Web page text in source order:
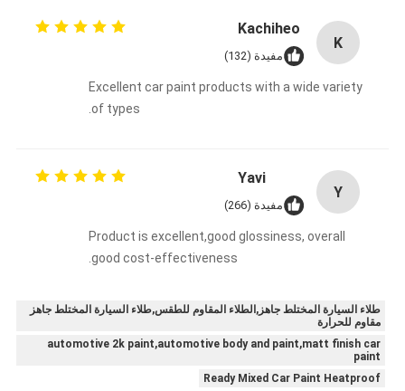
K
Kachiheo
مفيدة (132)
Excellent car paint products with a wide variety
of types.
Y
Yavi
مفيدة (266)
Product is excellent,good glossiness, overall
good cost-effectiveness.
طلاء السيارة المختلط جاهز,الطلاء المقاوم للطقس,طلاء السيارة المختلط جاهز
مقاوم للحرارة
automotive 2k paint,automotive body and paint,matt finish car
paint
Ready Mixed Car Paint Heatproof